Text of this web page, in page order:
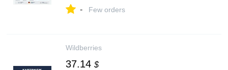
- Few orders
Wildberries
37.14 $